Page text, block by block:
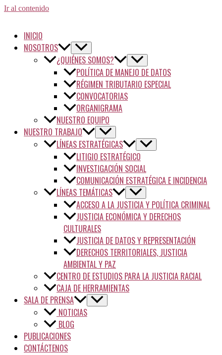
Ir al contenido
INICIO
NOSOTROS
¿QUIÉNES SOMOS?
POLÍTICA DE MANEJO DE DATOS
RÉGIMEN TRIBUTARIO ESPECIAL
CONVOCATORIAS
ORGANIGRAMA
NUESTRO EQUIPO
NUESTRO TRABAJO
LÍNEAS ESTRATÉGICAS
LITIGIO ESTRATÉGICO
INVESTIGACIÓN SOCIAL
COMUNICACIÓN ESTRATÉGICA E INCIDENCIA
LÍNEAS TEMÁTICAS
ACCESO A LA JUSTICIA Y POLÍTICA CRIMINAL
JUSTICIA ECONÓMICA Y DERECHOS
CULTURALES
JUSTICIA DE DATOS Y REPRESENTACIÓN
DERECHOS TERRITORIALES, JUSTICIA
AMBIENTAL Y PAZ
CENTRO DE ESTUDIOS PARA LA JUSTICIA RACIAL
CAJA DE HERRAMIENTAS
SALA DE PRENSA
NOTICIAS
BLOG
PUBLICACIONES
CONTÁCTENOS